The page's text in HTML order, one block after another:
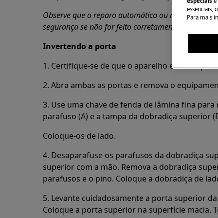
Observe que o reparo automático ou não
segurança se não for feito corretamente
Invertendo a porta
1. Certifique-se de que o aparelho está em pé.
2. Abra ambas as portas e remova o
3. Use uma chave de fenda de lâmina fina
parafuso (A) e a tampa da dobradiça superior
Coloque-os de lado.
4. Desaparafuse os parafusos da dobradiça
superior com a mão. Remova a dobradiça
parafusos e o pino. Coloque a dobradiça de
5. Levante cuidadosamente a porta superior
Coloque a porta superior na superfície macia.
essenciais,
Para mais